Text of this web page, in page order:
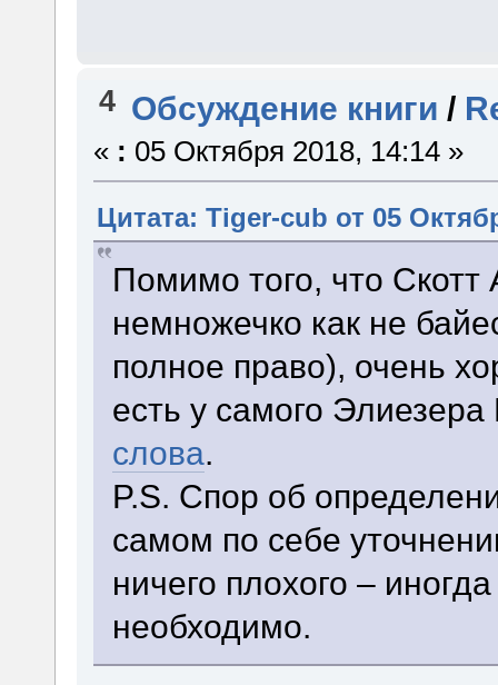
4 Обсуждение книги /
« : 05 Октября 2018, 14:14 »
Цитата: Tiger-cub от 05
Помимо того, что Скотт
немножечко как не
полное право), очень
есть у самого
слова.
P.S. Спор об
самом по себе
ничего плохого –
необходимо.